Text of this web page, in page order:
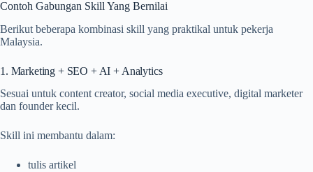
Contoh Gabungan Skill Yang Bernilai
Berikut beberapa kombinasi skill yang praktikal untuk pekerja
Malaysia.
1. Marketing + SEO + AI + Analytics
Sesuai untuk content creator, social media executive, digital marketer
dan founder kecil.
Skill ini membantu dalam:
tulis artikel